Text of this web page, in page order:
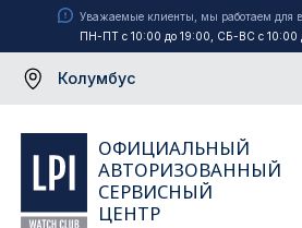
Уважаемые клиенты, мы работаем для
ПН-ПТ с 10:00 до 19:00, СБ-ВС с 10:00
Колумбус
ОФИЦИАЛЬНЫЙ
АВТОРИЗОВАННЫЙ
СЕРВИСНЫЙ
ЦЕНТР